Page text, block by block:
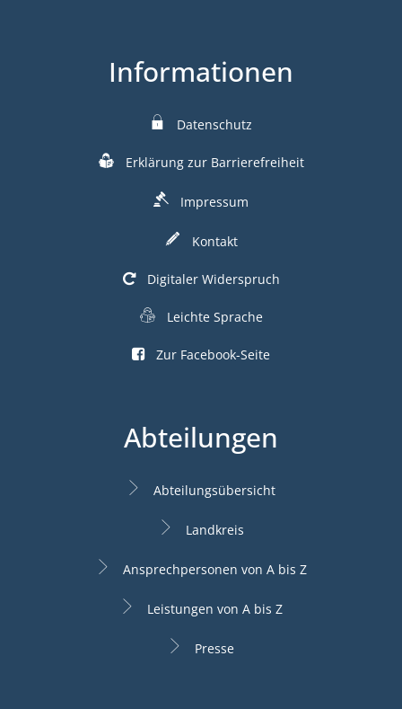
Informationen
Datenschutz
Erklärung zur Barrierefreiheit
Impressum
Kontakt
Digitaler Widerspruch
Leichte Sprache
Zur Facebook-Seite
Abteilungen
Abteilungsübersicht
Landkreis
Ansprechpersonen von A bis Z
Leistungen von A bis Z
Presse